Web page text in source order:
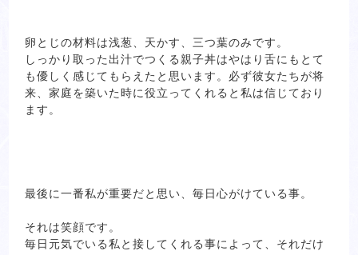
卵とじの材料は浅葱、天かす、三つ葉のみです。
しっかり取った出汁でつくる親子丼はやはり舌にもとて
も優しく感じてもらえたと思います。必ず彼女たちが将
来、家庭を築いた時に役立ってくれると私は信じており
ます。
最後に一番私が重要だと思い、毎日心がけている事。
それは笑顔です。
毎日元気でいる私と接してくれる事によって、それだけ